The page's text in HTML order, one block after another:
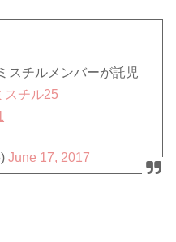
スチルメンバーが託児
スチル25
June 17, 2017